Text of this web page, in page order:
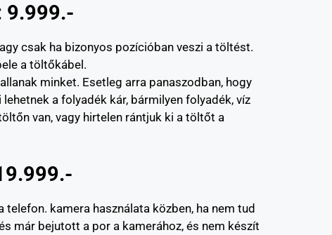
9.999.-
csak ha bizonyos pozícióban veszi a töltést.
a töltőkábel.
minket. Esetleg arra panaszodban, hogy
a folyadék kár, bármilyen folyadék, víz
van, vagy hirtelen rántjuk ki a töltőt a
kamera használata közben, ha nem tud
már bejutott a por a kamerához, és nem készít